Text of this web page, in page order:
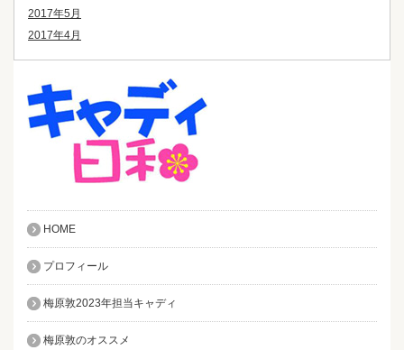
2017年5月
2017年4月
HOME
プロフィール
梅原敦2023年担当キャディ
梅原敦のオススメ